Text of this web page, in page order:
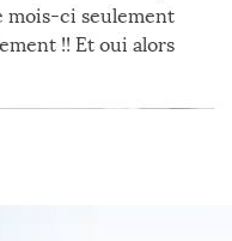
mois-ci seulement
!! Et oui alors